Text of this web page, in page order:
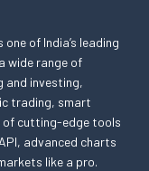
of India’s leading
wide range of
and investing,
trading, smart
of cutting-edge tools
advanced charts
like a pro.